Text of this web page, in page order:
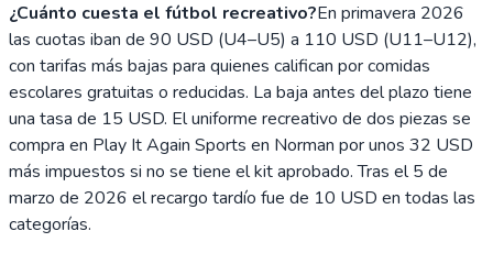
¿Cuánto cuesta el fútbol recreativo?En primavera 2026
las cuotas iban de 90 USD (U4–U5) a 110 USD (U11–U12),
con tarifas más bajas para quienes califican por comidas
escolares gratuitas o reducidas. La baja antes del plazo tiene
una tasa de 15 USD. El uniforme recreativo de dos piezas se
compra en Play It Again Sports en Norman por unos 32 USD
más impuestos si no se tiene el kit aprobado. Tras el 5 de
marzo de 2026 el recargo tardío fue de 10 USD en todas las
categorías.